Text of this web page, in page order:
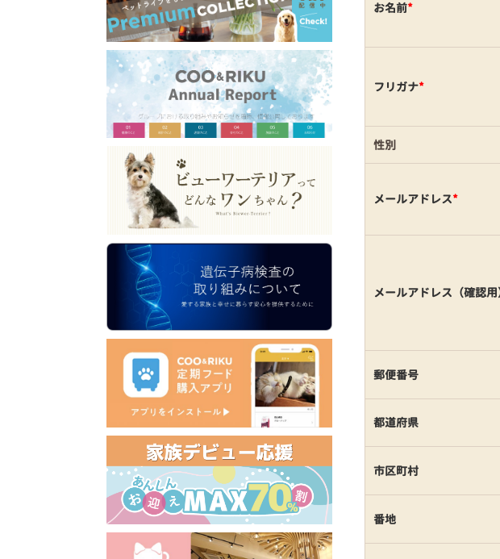
お名前*
フリガナ*
性別
メールアドレス*
メールアドレス（確認用
郵便番号
都道府県
市区町村
番地